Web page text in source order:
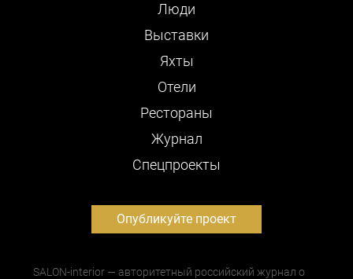
Люди
Выставки
Яхты
Отели
Рестораны
Журнал
Cпецпроекты
Опубликуйте проект
SALON-interior — авторитетный российский журнал о